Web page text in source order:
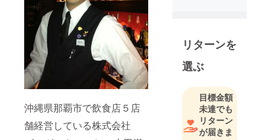
沖縄県那覇市で飲食店５店
舗経営している株式会社
リターンを
選ぶ
目標金額
未達でも
リターン
が届きま